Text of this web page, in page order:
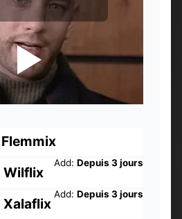
Flemmix
Add: Depuis 3 jours
Wilflix
Add: Depuis 3 jours
Xalaflix